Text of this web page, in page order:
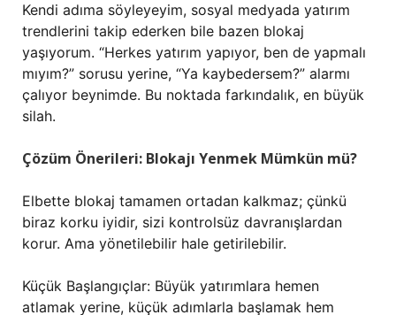
Kendi adıma söyleyeyim, sosyal medyada yatırım
trendlerini takip ederken bile bazen blokaj
yaşıyorum. “Herkes yatırım yapıyor, ben de yapmalı
mıyım?” sorusu yerine, “Ya kaybedersem?” alarmı
çalıyor beynimde. Bu noktada farkındalık, en büyük
silah.
Çözüm Önerileri: Blokajı Yenmek Mümkün mü?
Elbette blokaj tamamen ortadan kalkmaz; çünkü
biraz korku iyidir, sizi kontrolsüz davranışlardan
korur. Ama yönetilebilir hale getirilebilir.
Küçük Başlangıçlar: Büyük yatırımlara hemen
atlamak yerine, küçük adımlarla başlamak hem